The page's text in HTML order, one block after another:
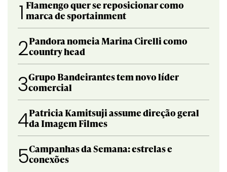
1 Flamengo quer se reposicionar como
marca de sportainment
2Pandora nomeia Marina Cirelli como
country head
3Grupo Bandeirantes tem novo líder
comercial
4Patricia Kamitsuji assume direção geral
da Imagem Filmes
5Campanhas da Semana: estrelas e
conexões